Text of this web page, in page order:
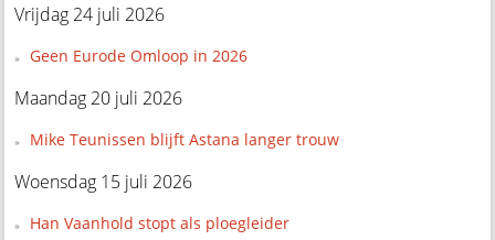
Vrijdag 24 juli 2026
Geen Eurode Omloop in 2026
Maandag 20 juli 2026
Mike Teunissen blijft Astana langer trouw
Woensdag 15 juli 2026
Han Vaanhold stopt als ploegleider